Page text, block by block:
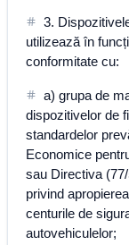
3.
utilizează în
conformitate cu:
a) grupa de
dispozitivelor de
standardelor
Economice
sau Directiva
privind
centurile de
autovehiculelor;